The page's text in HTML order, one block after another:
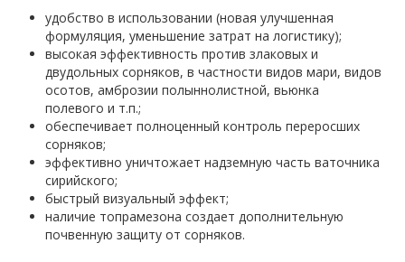
удобство в использовании (новая улучшенная
формуляция, уменьшение затрат на логистику);
высокая эффективность против злаковых и
двудольных сорняков, в частности видов мари, видов
осотов, амброзии полыннолистной, вьюнка
полевого и т.п.;
обеспечивает полноценный контроль переросших
сорняков;
эффективно уничтожает надземную часть ваточника
сирийского;
быстрый визуальный эффект;
наличие топрамезона создает дополнительную
почвенную защиту от сорняков.